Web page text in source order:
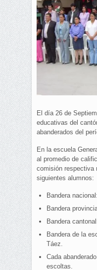
El día 26 de
educativas del
abanderados del
En la escuela
al promedio de
comisión respectiva
siguientes alumnos:
Bandera
Bandera
Bandera
Bandera de la
Táez.
Cada
escoltas.